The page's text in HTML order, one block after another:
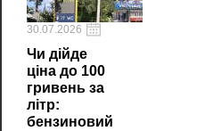
30.07.2026
Чи дійде
ціна до 100
гривень за
літр:
бензиновий